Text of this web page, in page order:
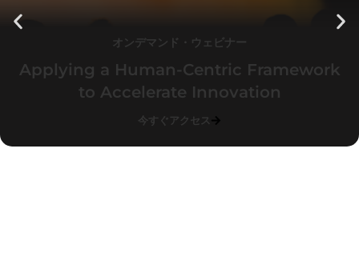
オンデマンド・ウェビナー
Applying a Human-Centric Framework
to Accelerate Innovation
今すぐアクセス